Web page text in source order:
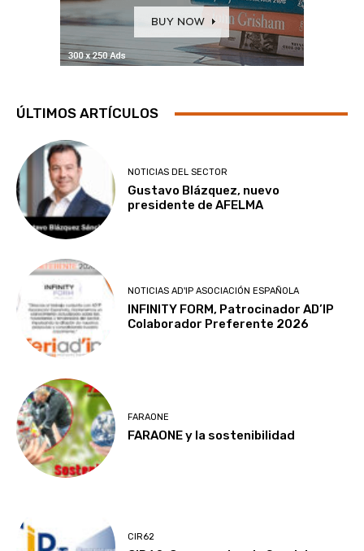
ÚLTIMOS ARTÍCULOS
NOTICIAS DEL SECTOR
Gustavo Blázquez, nuevo
presidente de AFELMA
NOTICIAS AD'IP ASOCIACIÓN ESPAÑOLA
INFINITY FORM, Patrocinador AD’IP
Colaborador Preferente 2026
FARAONE
FARAONE y la sostenibilidad
CIR62